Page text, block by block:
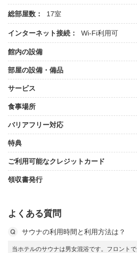
総部屋数： 17室
インターネット接続： Wi-Fi利用可
館内の設備
部屋の設備・備品
サービス
食事場所
バリアフリー対応
特典
ご利用可能なクレジットカード
領収書発行
よくある質問
サウナの利用時間と利用方法は？
当ホテルのサウナは男女混浴です。フロント